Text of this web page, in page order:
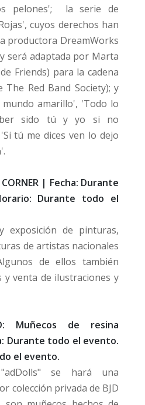
pelones'; la serie de
cuyos derechos han
productora DreamWorks
será adaptada por Marta
Friends) para la cadena
Red Band Society); y
mundo amarillo', 'Todo lo
sido tú y yo si no
tú me dices ven lo dejo
| Fecha: Durante
Durante todo el
exposición de pinturas,
de artistas nacionales
de ellos también
y venta de ilustraciones y
Muñecos de resina
Durante todo el evento.
el evento.
se hará una
colección privada de BJD